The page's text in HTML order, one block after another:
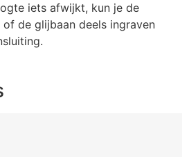
iets afwijkt, kun je de
de glijbaan deels ingraven